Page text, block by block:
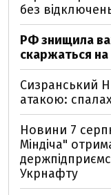
без
РФ знищила
скаржаться
Сизранський
атакою:
Новини 7
Міндіча"
Укрнафту